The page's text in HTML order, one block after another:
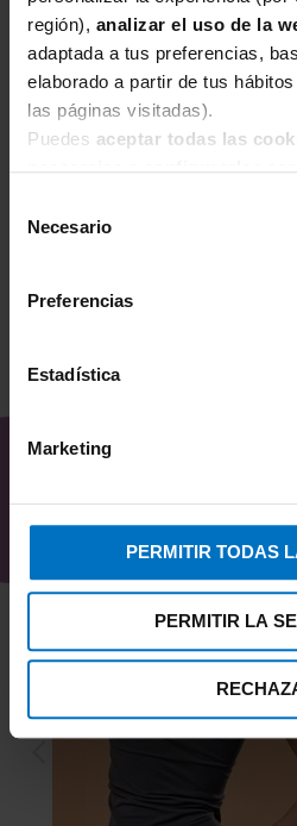
región), analizar el uso de la
adaptada a tus preferencias,
elaborado a partir de tus
las páginas visitadas).
Puedes aceptar todas las
Necesario
Preferencias
Estadística
Marketing
PERMITIR TODAS
PERMITIR LA
FOCENZA
Braga Focenza Slip VA Micro
5,53 €